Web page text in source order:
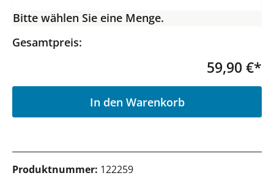
Bitte wählen Sie eine Menge.
Gesamtpreis:
59,90 €*
In den Warenkorb
Produktnummer: 122259